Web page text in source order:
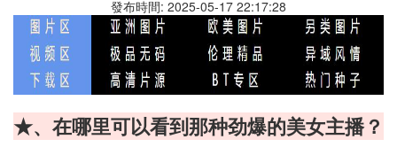
發布時間: 2025-05-17 22:17:28
★、在哪里可以看到那种劲爆的美女主播？